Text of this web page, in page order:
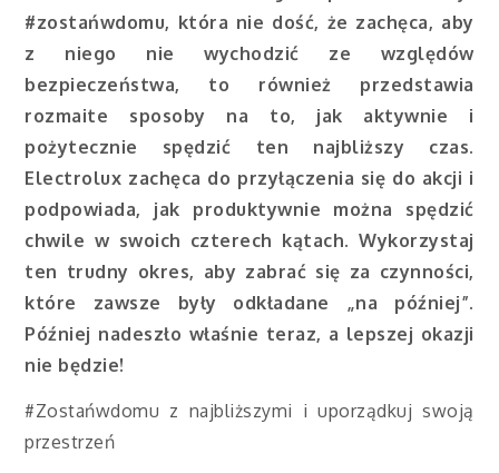
#zostańwdomu, która nie dość, że zachęca, aby
z niego nie wychodzić ze względów
bezpieczeństwa, to również przedstawia
rozmaite sposoby na to, jak aktywnie i
pożytecznie spędzić ten najbliższy czas.
Electrolux zachęca do przyłączenia się do akcji i
podpowiada, jak produktywnie można spędzić
chwile w swoich czterech kątach. Wykorzystaj
ten trudny okres, aby zabrać się za czynności,
które zawsze były odkładane „na później”.
Później nadeszło właśnie teraz, a lepszej okazji
nie będzie!
#Zostańwdomu z najbliższymi i uporządkuj swoją
przestrzeń